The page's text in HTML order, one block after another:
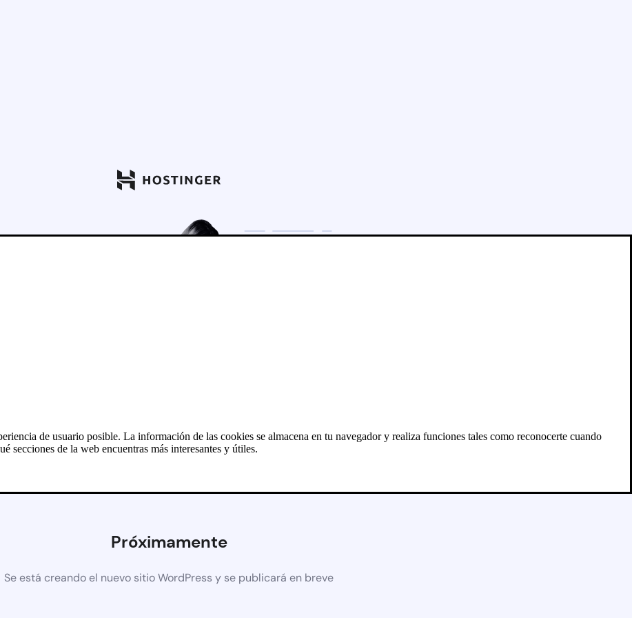
Próximamente
Se está creando el nuevo sitio WordPress y se publicará en breve
de usuario posible. La información de las cookies se almacena en tu navegador y realiza funciones tales como reconocerte cuando
secciones de la web encuentras más interesantes y útiles.